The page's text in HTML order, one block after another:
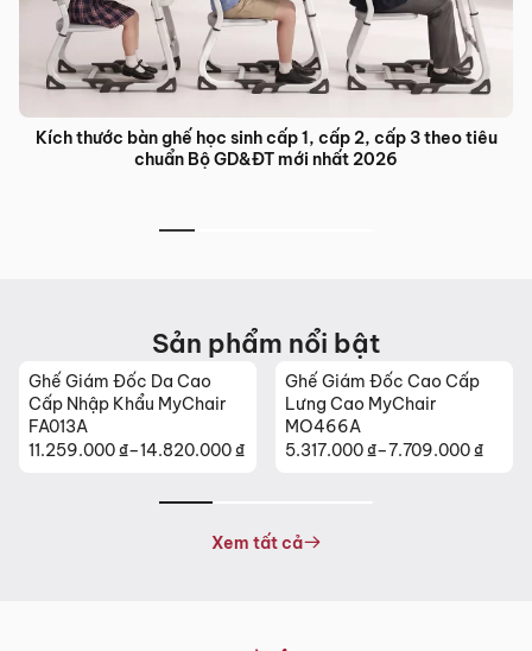
Bàn ghế đào tạo trung tâm ngoại ngữ: Giải pháp nội thất
Sản phẩm nổi bật
Ghế Giám Đốc Cao Cấp
Lưng Cao MyChair
MO466A
5.317.000₫–7.709.000₫
Khoảng
Ghế Da Cao Cấp Nhập
Khẩu MyChair NO131B
26.630.000₫
Xem tất cả